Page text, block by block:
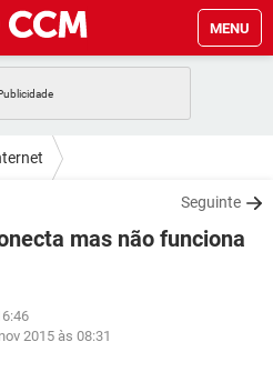
MENU
FACEBOOK
GMAIL
WHATSAPP
WHATSAPP
FACEBOOK
Seguinte
mas não funciona
2015 às 08:31